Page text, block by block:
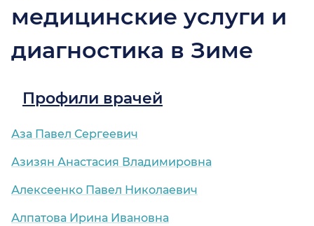
медицинские услуги и
диагностика в Зиме
Профили врачей
Аза Павел Сергеевич
Азизян Анастасия Владимировна
Алексеенко Павел Николаевич
Алпатова Ирина Ивановна